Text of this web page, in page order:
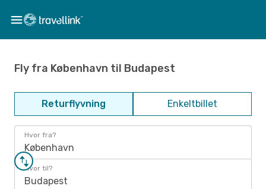
Fly fra København til Budapest
Returflyvning Enkeltbillet
Hvor fra?
København
Hvor til?
Budapest